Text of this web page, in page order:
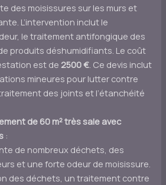
des moisissures sur les murs et
L’intervention inclut le
le traitement antifongique des
produits déshumidifiants. Le coût
est de 2500 € . Ce devis inclut
mineures pour lutter contre
des joints et l’étanchéité
de 60 m² très sale avec
:
de nombreux déchets, des
et une forte odeur de moisissure.
des déchets, un traitement contre